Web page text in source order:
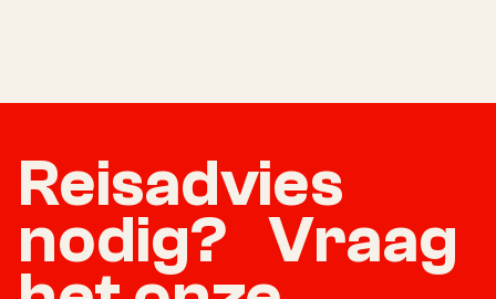
Reisadvies
nodig? Vraag